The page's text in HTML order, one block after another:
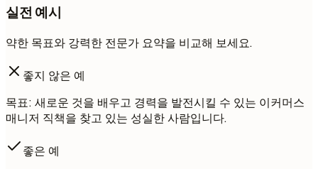
실전 예시
약한 목표와 강력한 전문가 요약을 비교해 보세요.
좋지 않은 예
목표: 새로운 것을 배우고 경력을 발전시킬 수 있는 이커머스
매니저 직책을 찾고 있는 성실한 사람입니다.
좋은 예